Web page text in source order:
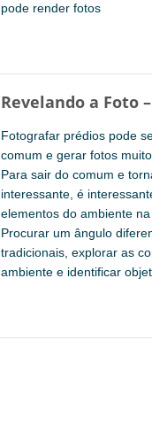
pode render fotos
Revelando a Foto
Fotografar prédios pode
comum e gerar fotos
Para sair do comum e
interessante, é
elementos do ambiente
Procurar um ângulo
tradicionais, explorar as
ambiente e identificar